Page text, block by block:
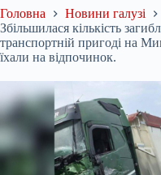
Головна
Новини галузі
Збільшилася кількість
транспортній пригоді на
їхали на відпочинок.